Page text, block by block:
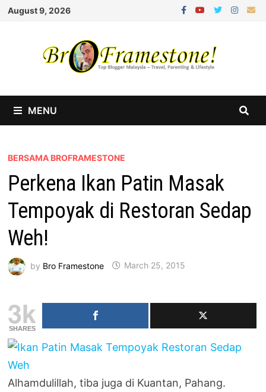
Skip
August 9, 2026
MENU
BERSAMA BROFRAMESTONE
Perkena Ikan Patin Masak
Tempoyak di Restoran Sedap
Weh!
by Bro Framestone March 25, 2015
3k
SHARES
Alhamdulillah, tiba juga di Kuantan, Pahang.